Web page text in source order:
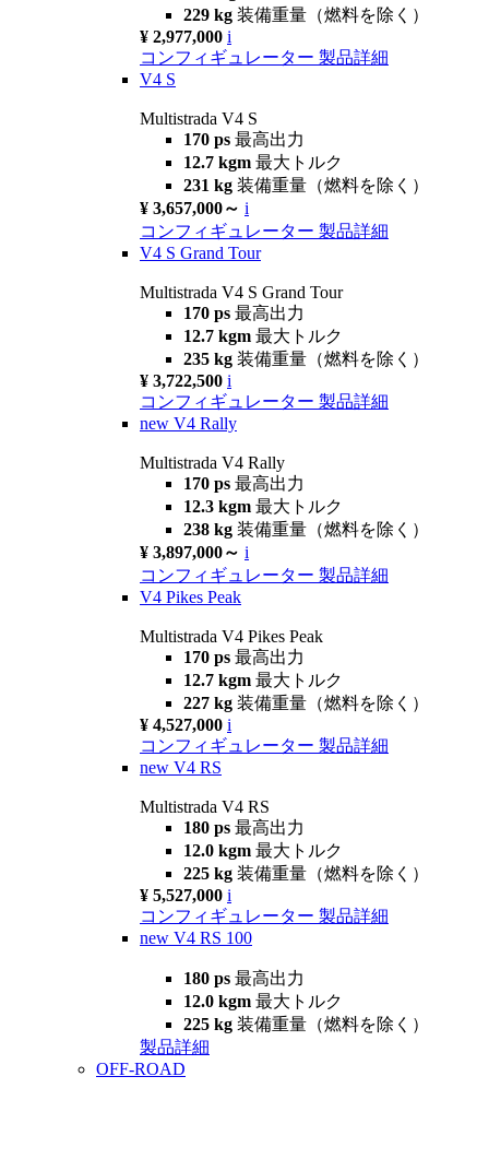
229 kg 装備重量（燃料を除く）
¥ 2,977,000 i
コンフィギュレーター 製品詳細
V4 S
Multistrada V4 S
170 ps 最高出力
12.7 kgm 最大トルク
231 kg 装備重量（燃料を除く）
¥ 3,657,000～ i
コンフィギュレーター 製品詳細
V4 S Grand Tour
Multistrada V4 S Grand Tour
170 ps 最高出力
12.7 kgm 最大トルク
235 kg 装備重量（燃料を除く）
¥ 3,722,500 i
コンフィギュレーター 製品詳細
new V4 Rally
Multistrada V4 Rally
170 ps 最高出力
12.3 kgm 最大トルク
238 kg 装備重量（燃料を除く）
¥ 3,897,000～ i
コンフィギュレーター 製品詳細
V4 Pikes Peak
Multistrada V4 Pikes Peak
170 ps 最高出力
12.7 kgm 最大トルク
227 kg 装備重量（燃料を除く）
¥ 4,527,000 i
コンフィギュレーター 製品詳細
new V4 RS
Multistrada V4 RS
180 ps 最高出力
12.0 kgm 最大トルク
225 kg 装備重量（燃料を除く）
¥ 5,527,000 i
コンフィギュレーター 製品詳細
new V4 RS 100
180 ps 最高出力
12.0 kgm 最大トルク
225 kg 装備重量（燃料を除く）
製品詳細
OFF-ROAD